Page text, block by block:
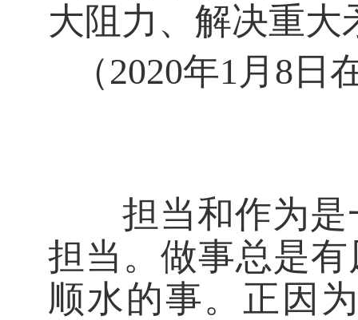
大阻力、解决重
（2020年1月8
担当和作为是
担当。做事总是
顺水的事。正因